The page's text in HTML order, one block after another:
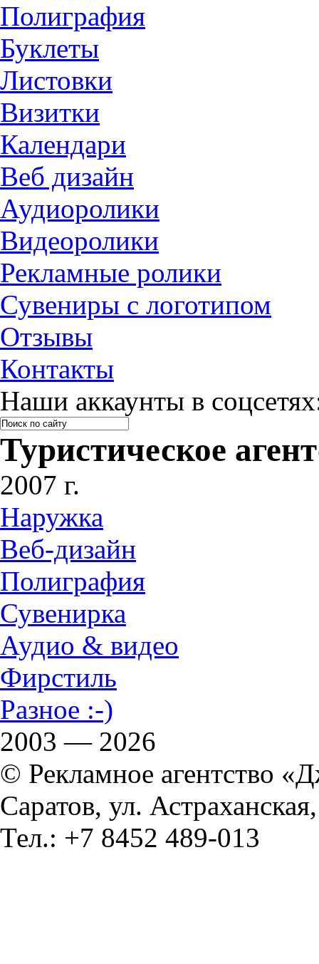
Полиграфия
Буклеты
Листовки
Визитки
Календари
Веб дизайн
Аудиоролики
Видеоролики
Рекламные ролики
Сувениры с логотипом
Отзывы
Контакты
Наши аккаунты в
Туристическое
2007 г.
Наружка
Веб-дизайн
Полиграфия
Сувенирка
Аудио & видео
Фирстиль
Разное :-)
2003 — 2026
© Рекламное агентство
Саратов, ул.
Тел.: +7 8452 489-013